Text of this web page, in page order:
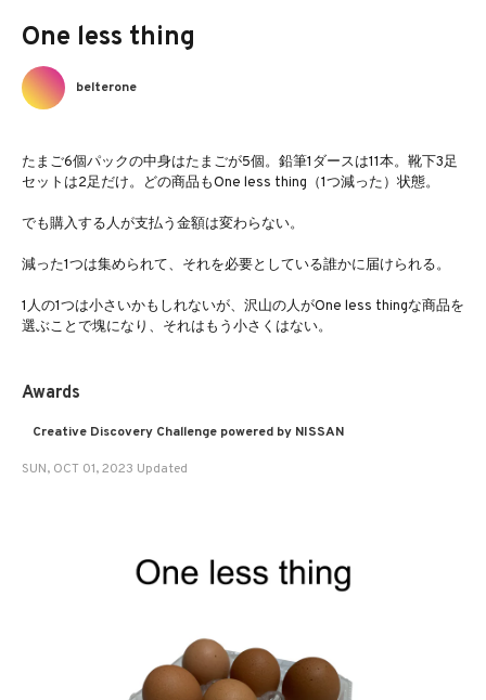
One less thing
belterone
たまご6個パックの中身はたまごが5個。鉛筆1ダースは11本。靴下3足
セットは2足だけ。どの商品もOne less thing（1つ減った）状態。
でも購入する人が支払う金額は変わらない。
減った1つは集められて、それを必要としている誰かに届けられる。
1人の1つは小さいかもしれないが、沢山の人がOne less thingな商品を
選ぶことで塊になり、それはもう小さくはない。
Awards
Creative Discovery Challenge powered by NISSAN
SUN, OCT 01, 2023 Updated